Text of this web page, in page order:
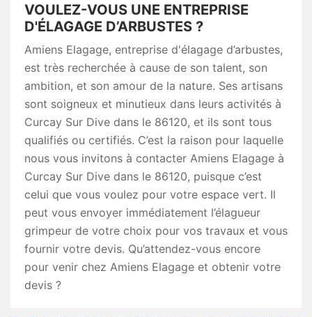
VOULEZ-VOUS UNE ENTREPRISE
D'ÉLAGAGE D’ARBUSTES ?
Amiens Elagage, entreprise d'élagage d’arbustes,
est très recherchée à cause de son talent, son
ambition, et son amour de la nature. Ses artisans
sont soigneux et minutieux dans leurs activités à
Curcay Sur Dive dans le 86120, et ils sont tous
qualifiés ou certifiés. C’est la raison pour laquelle
nous vous invitons à contacter Amiens Elagage à
Curcay Sur Dive dans le 86120, puisque c’est
celui que vous voulez pour votre espace vert. Il
peut vous envoyer immédiatement l’élagueur
grimpeur de votre choix pour vos travaux et vous
fournir votre devis. Qu’attendez-vous encore
pour venir chez Amiens Elagage et obtenir votre
devis ?